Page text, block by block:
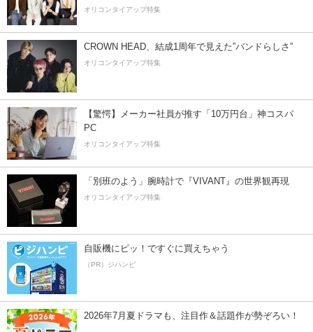
オリコンタイアップ特集
CROWN HEAD、結成1周年で見えた”バンドらしさ”
オリコンタイアップ特集
【驚愕】メーカー社員が推す「10万円台」神コスパ
PC
オリコンタイアップ特集
「別班のよう」腕時計で『VIVANT』の世界観再現
オリコンタイアップ特集
自販機にピッ！ですぐに買えちゃう
（PR）ジハンピ
2026年7月夏ドラマも、注目作＆話題作が勢ぞろい！